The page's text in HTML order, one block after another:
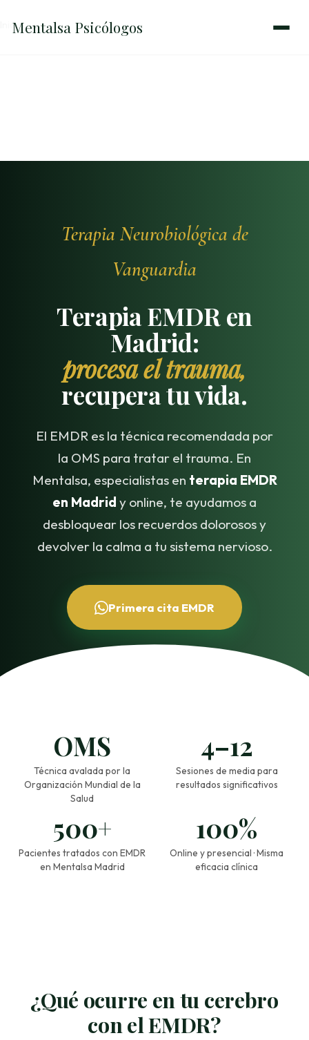
Inicio → Emdr
Mentalsa Psicólogos
Terapia Neurobiológica de
Vanguardia
Terapia EMDR en
Madrid:
procesa el trauma,
recupera tu vida.
El EMDR es la técnica recomendada por
la OMS para tratar el trauma. En
Mentalsa, especialistas en terapia EMDR
en Madrid y online, te ayudamos a
desbloquear los recuerdos dolorosos y
devolver la calma a tu sistema nervioso.
Primera cita EMDR
OMS
Técnica avalada por la
Organización Mundial de la
Salud
4–12
Sesiones de media para
resultados significativos
500+
Pacientes tratados con EMDR
en Mentalsa Madrid
100%
Online y presencial · Misma
eficacia clínica
¿Qué ocurre en tu cerebro
con el EMDR?